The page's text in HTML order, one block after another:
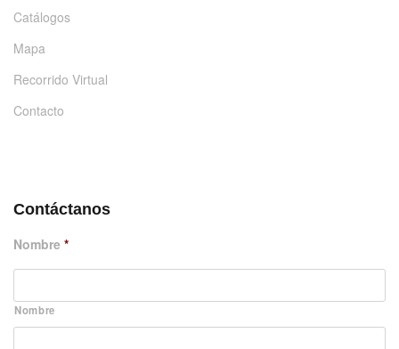
Catálogos
Mapa
Recorrido Virtual
Contacto
Contáctanos
Nombre *
Nombre